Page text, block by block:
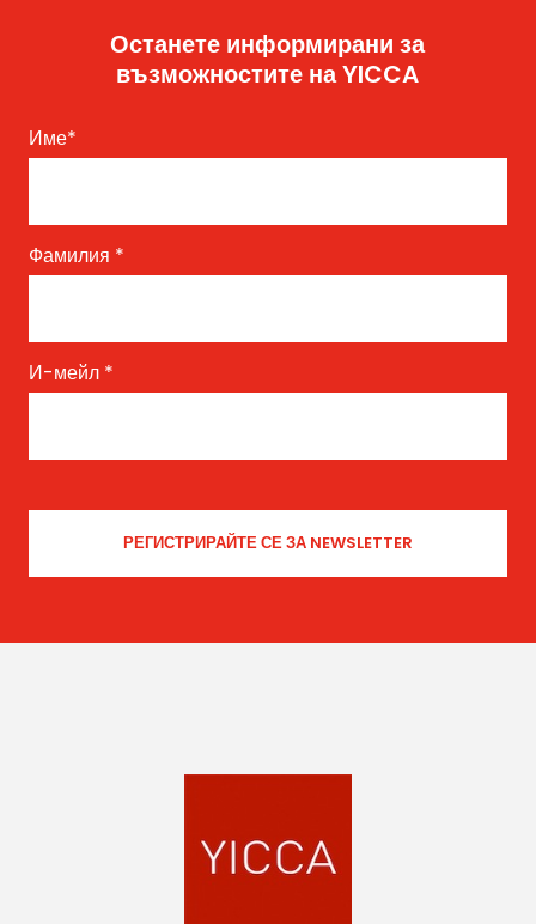
Останете информирани за
възможностите на YICCA
Име*
Фамилия *
И-мейл *